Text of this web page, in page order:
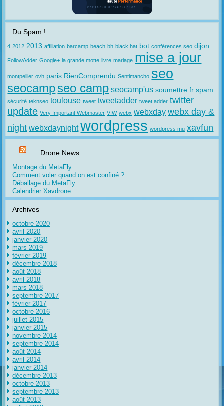
Du Spam !
4 2012 2013 affiliation barcamp beach bh black hat bot conférences seo dijon
FollowAdder Google+ la grande motte livre mariage mise a jour
montpellier ovh paris RienComprendu Sentimancho seo
seocampseo camp seocamp'us soumettre.fr spam
sécurité teknseo toulouse tweet tweetadder tweet adder twitter
update Very Important Webmaster VIW webx webxday webx day &
night webxdaynight wordpress wordpress mu xavfun
Drone News
Montage du MetaFly
Comment voler quand on est confiné ?
Déballage du MetaFly
Calendrier Xavdrone
Archives
octobre 2020
avril 2020
janvier 2020
mars 2019
février 2019
décembre 2018
août 2018
avril 2018
mars 2018
septembre 2017
février 2017
octobre 2016
juillet 2015
janvier 2015
novembre 2014
septembre 2014
août 2014
avril 2014
janvier 2014
décembre 2013
octobre 2013
septembre 2013
août 2013